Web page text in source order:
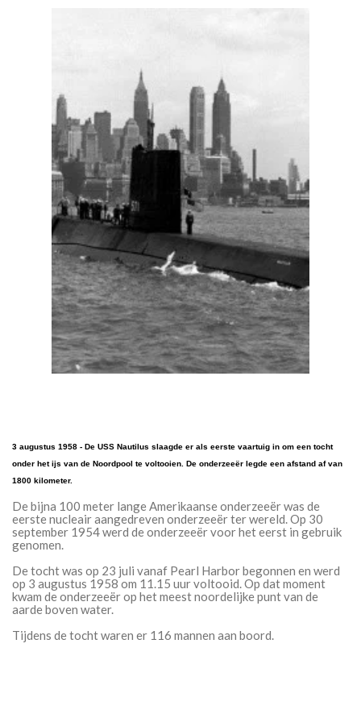
3 augustus 1958 - De USS Nautilus slaagde er als eerste vaartuig in om een tocht
onder het ijs van de Noordpool te voltooien. De onderzeeër legde een afstand af van
1800 kilometer.
De bijna 100 meter lange Amerikaanse onderzeeër was de
eerste nucleair aangedreven onderzeeër ter wereld. Op 30
september 1954 werd de onderzeeër voor het eerst in gebruik
genomen.
De tocht was op 23 juli vanaf Pearl Harbor begonnen en werd
op 3 augustus 1958 om 11.15 uur voltooid. Op dat moment
kwam de onderzeeër op het meest noordelijke punt van de
aarde boven water.
Tijdens de tocht waren er 116 mannen aan boord.